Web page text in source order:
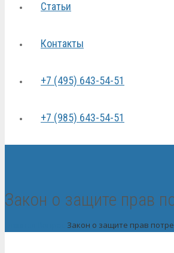
Статьи
Контакты
+7 (495) 643-54-51
+7 (985) 643-54-51
Закон о защите прав
Закон о защите прав